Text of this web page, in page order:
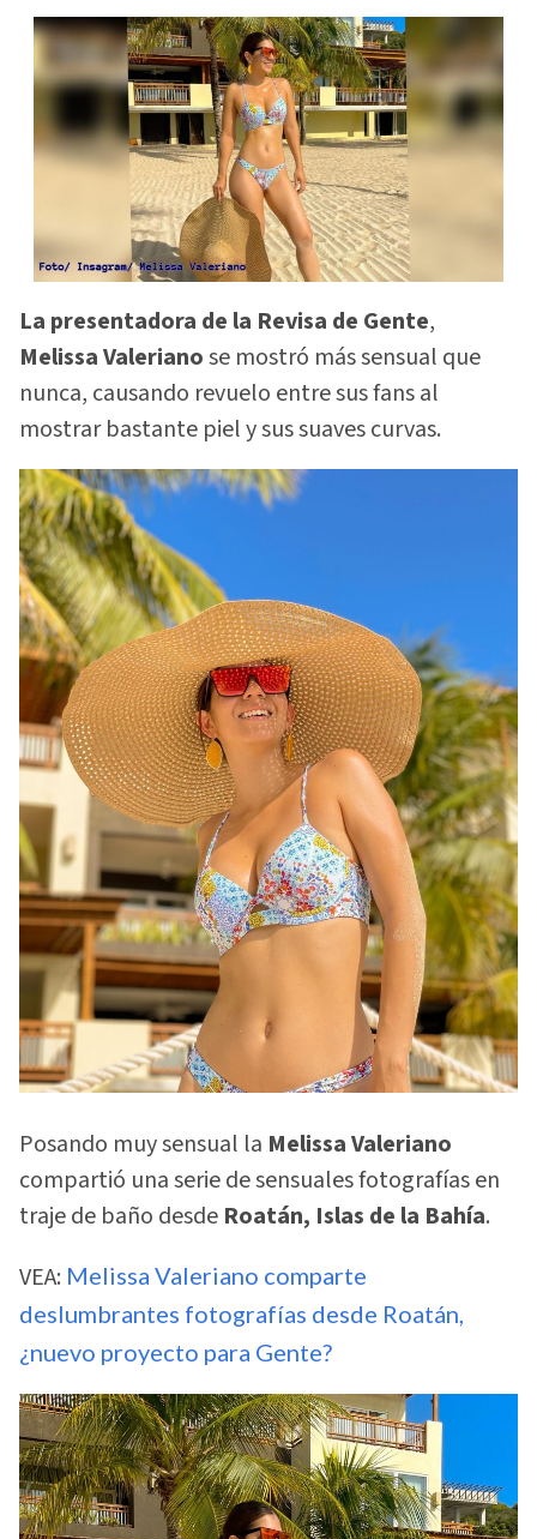
La presentadora de la Revisa de Gente,
Melissa Valerianose mostró más sensual que
nunca, causando revuelo entre sus fans al
mostrar bastante piel y sus suaves curvas.
Posando muy sensual la Melissa Valeriano
compartió una serie de sensuales fotografías en
traje de baño desde Roatán, Islas de la Bahía.
VEA: Melissa Valeriano comparte
deslumbrantes fotografías desde Roatán,
¿nuevo proyecto para Gente?